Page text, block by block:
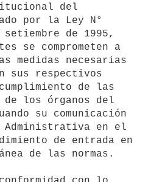
del
por la Ley N°
de 1995,
se comprometen a
medidas necesarias
sus respectivos
de las
de los órganos del
su comunicación
en el
de entrada en
de las normas.